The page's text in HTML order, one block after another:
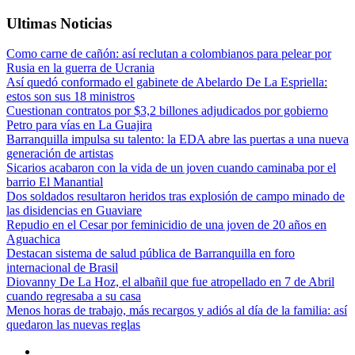
Ultimas Noticias
Como carne de cañón: así reclutan a colombianos para pelear por
Rusia en la guerra de Ucrania
Así quedó conformado el gabinete de Abelardo De La Espriella:
estos son sus 18 ministros
Cuestionan contratos por $3,2 billones adjudicados por gobierno
Petro para vías en La Guajira
Barranquilla impulsa su talento: la EDA abre las puertas a una nueva
generación de artistas
Sicarios acabaron con la vida de un joven cuando caminaba por el
barrio El Manantial
Dos soldados resultaron heridos tras explosión de campo minado de
las disidencias en Guaviare
Repudio en el Cesar por feminicidio de una joven de 20 años en
Aguachica
Destacan sistema de salud pública de Barranquilla en foro
internacional de Brasil
Diovanny De La Hoz, el albañil que fue atropellado en 7 de Abril
cuando regresaba a su casa
Menos horas de trabajo, más recargos y adiós al día de la familia: así
quedaron las nuevas reglas